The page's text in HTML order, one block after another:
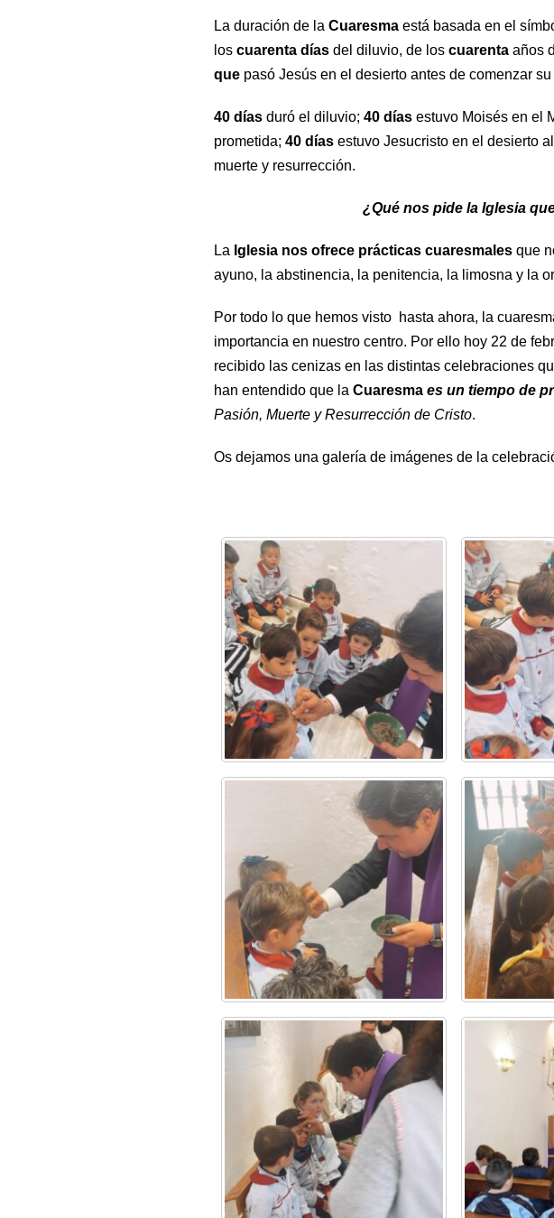
La duración de la Cuaresma está basada en el
los cuarenta días del diluvio, de los cuarenta años
que pasó Jesús en el desierto antes de comenzar
40 días duró el diluvio; 40 días estuvo Moisés en el
prometida; 40 días estuvo Jesucristo en el desierto
muerte y resurrección.
¿Qué nos pide la Iglesia
La Iglesia nos ofrece prácticas cuaresmales que
ayuno, la abstinencia, la penitencia, la limosna y la
Por todo lo que hemos visto hasta ahora, la
importancia en nuestro centro. Por ello hoy 22 de
recibido las cenizas en las distintas celebraciones
han entendido que la Cuaresma es un tiempo de
Pasión, Muerte y Resurrección de Cristo.
Os dejamos una galería de imágenes de la